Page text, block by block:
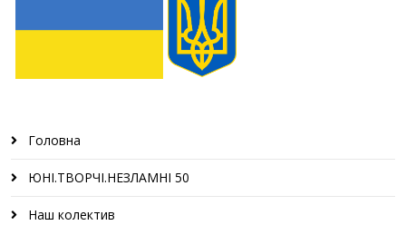
Головна
ЮНІ.ТВОРЧІ.НЕЗЛАМНІ 50
Наш колектив